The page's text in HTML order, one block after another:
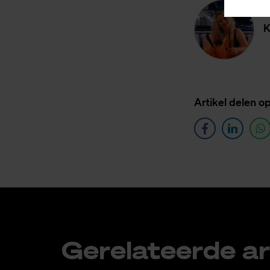
Ar­ti­kel de­len op
Ge­re­la­teer­de